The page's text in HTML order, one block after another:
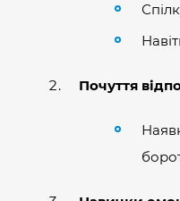
Почуття